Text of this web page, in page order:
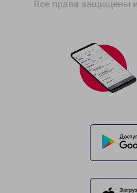
Все права защищены